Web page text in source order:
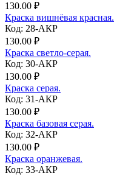
130.00 ₽
Краска вишнёвая красная.
Код: 28-АКР
130.00 ₽
Краска светло-серая.
Код: 30-АКР
130.00 ₽
Краска серая.
Код: 31-АКР
130.00 ₽
Краска базовая серая.
Код: 32-АКР
130.00 ₽
Краска оранжевая.
Код: 33-АКР